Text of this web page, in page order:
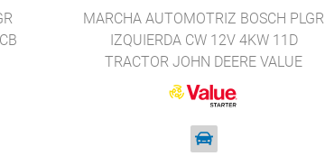
MARCHA AUTOMOTRIZ BOSCH PLGR
IZQUIERDA CW 12V 4KW 11D
TRACTOR JOHN DEERE VALUE
STARTER 19825